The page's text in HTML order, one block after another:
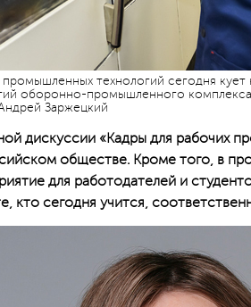
технологий сегодня кует
оборонно-промышленного
Заржецкий
дискуссии «Кадры для рабочих
обществе. Кроме того, в
для работодателей и
кто сегодня учится,